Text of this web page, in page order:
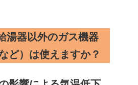
湯器以外のガス機器
ど）は使えますか？